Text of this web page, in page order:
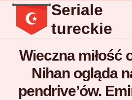
Przejdź
treści
Seriale
tureckie
Wieczna miłość
Nihan ogląda
pendrive’ów.